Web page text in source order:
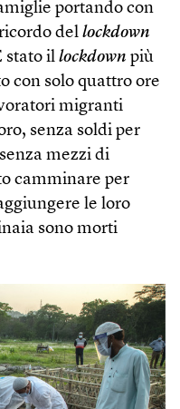
portando con
del lockdown
stato il lockdown più
con solo quattro ore
migranti
senza soldi per
mezzi di
camminare per
le loro
sono morti